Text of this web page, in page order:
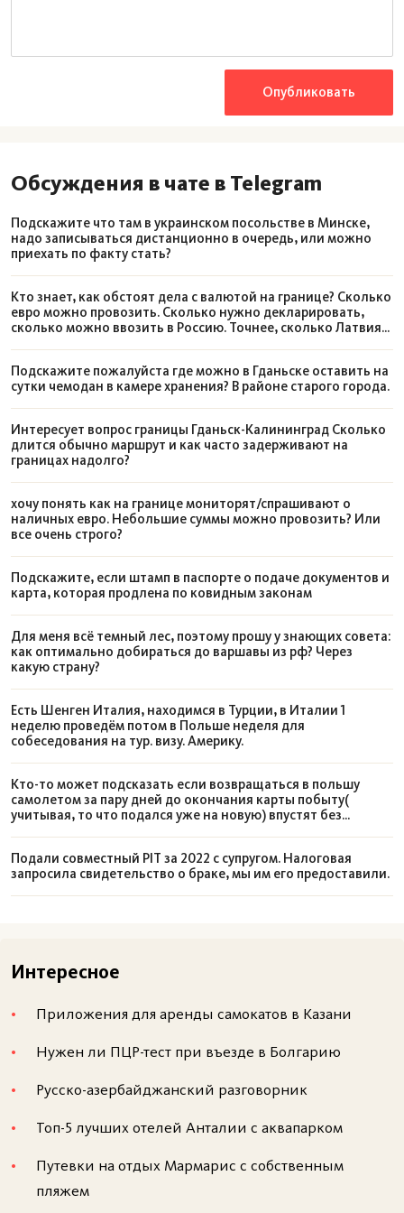
Стоимость экскурсии составила 160 злотых со всей
группы пассажиров.
Чем заняться
Так как было очень холодно, единственным моим
занятием было разглядывание домов и слушание
аудиогида. Экскурсия, кстати, была вполне
интересной. Единственное, что немного
покоробило — это когда голос назвал синагогу с
нарочито аскетичным фасадом барочной. Я как раз
перед поездкой посещал лекции по архитектуре, и
могу ответственно заявить, что голос был неправ.
Честно скажу, если я о чем и жалею, то только о
кухни.
Кстати, когда я искал отели в Кракове, то, конечно
же, искал поближе к центру. Так вот в Казимеже ни
один вариант из тех, которые выдал букинг, меня
Еврейский квартал Казимеж
— плюсы
Расположение. Квартал находится в историческом
центре, непосредственно граничит с
и отСтаре Мястонаходится в пешей доступности.
Соответственно, если вы остановились рядом с
Доступность экскурсий. Очень радует, что
экскурсии в Казимеж поставлены на поток, и их
целлофановые экипажи гнездятся в районе
Рыночной площади района Старе Място, оттуда
особенно актуально морозной зимой. Кроме того,
это позволяет познакомиться с основными
объектами Казимежа меньше, чем за час,
Опубликовать
Обсуждения в чате в Telegram
Подскажите что там в украинском посольстве в Минске,
надо записываться дистанционно в очередь, или можно
приехать по факту стать?
Кто знает, как обстоят дела с валютой на границе? Сколько
евро можно провозить. Сколько нужно декларировать,
сколько можно ввозить в Россию. Точнее, сколько Латвия
Подскажите пожалуйста где можно в Гданьске оставить на
сутки чемодан в камере хранения? В районе старого города.
Интересует вопрос границы Гданьск-Калининград Сколько
длится обычно маршрут и как часто задерживают на
границах надолго?
хочу понять как на границе мониторят/спрашивают о
наличных евро. Небольшие суммы можно провозить? Или
все очень строго?
Подскажите, если штамп в паспорте о подаче документов и
карта, которая продлена по ковидным законам
Для меня всё темный лес, поэтому прошу у знающих совета:
как оптимально добираться до варшавы из рф? Через
какую страну?
Есть Шенген Италия, находимся в Турции, в Италии 1
неделю проведём потом в Польше неделя для
собеседования на тур. визу. Америку.
Кто-то может подсказать если возвращаться в польшу
самолетом за пару дней до окончания карты побыту(
учитывая, то что подался уже на новую) впустят без
Подали совместный PIT за 2022 с супругом. Налоговая
запросила свидетельство о браке, мы им его предоставили.
Интересное
Приложения для аренды самокатов в Казани
Нужен ли ПЦР-тест при въезде в Болгарию
Русско-азербайджанский разговорник
Топ-5 лучших отелей Анталии с аквапарком
Путевки на отдых Мармарис с собственным
пляжем